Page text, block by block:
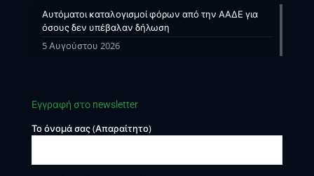
Αυτόματοι καταλογισμοί φόρων από την ΑΑΔΕ για
όσους δεν υπέβαλαν δήλωση
5 Αυγούστου 2026
Εγγραφή στο newsletter
Το όνομά σας (Απαραίτητο)